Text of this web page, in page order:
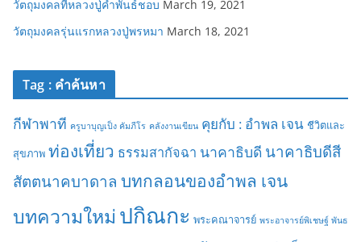
วัตถุมงคลที่หลวงปู่คำพันธ์ชอบ March 19, 2021
วัตถุมงคลรุ่นแรกหลวงปู่พรหมา March 18, 2021
Tag : คำค้นหา
กีฬาพาที ครูบาบุญเป็ง คัมภีโร คลังงานเขียน คุยกับ : อำพล เจน ชีวิตและ
สุขภาพ ท่องเที่ยว ธรรมสากัจฉา นาคาธิบดี นาคาธิบดีสี
สัตตนาคบาดาล บทกลอนของอำพล เจน
บทความใหม่ ปกิณกะ พระคณาจารย์ พระอาจารย์พิเชษฐ์ พันธ